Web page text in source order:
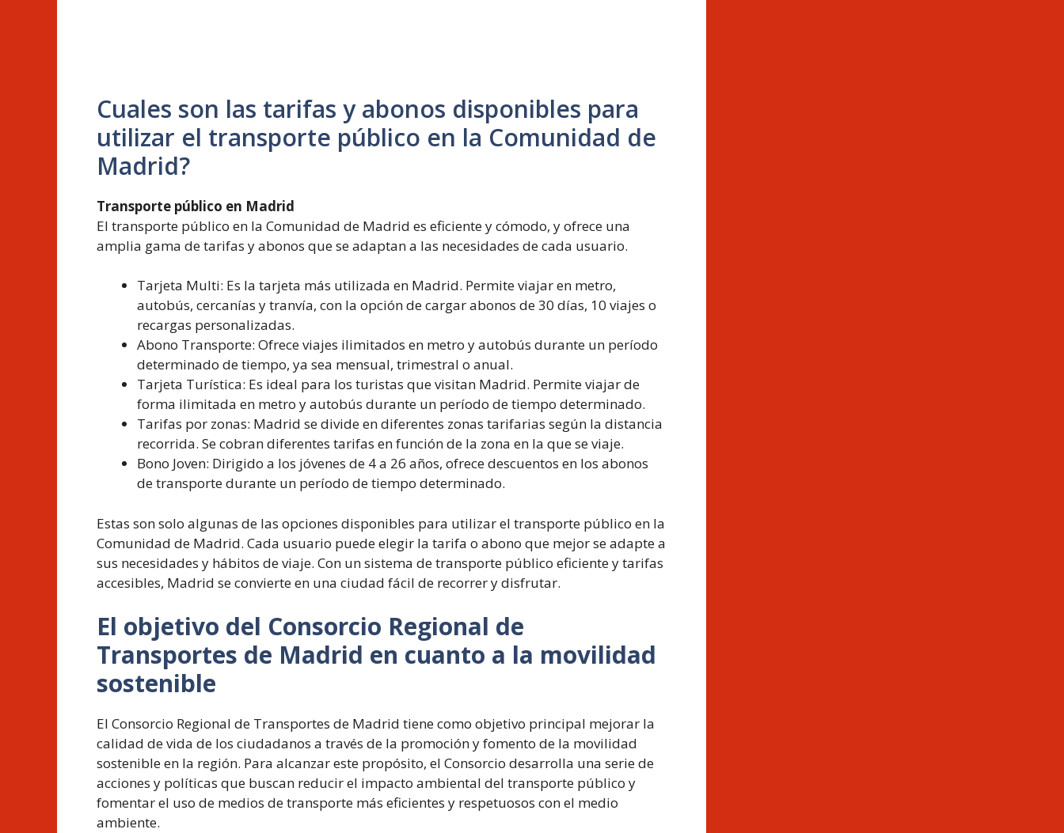
Cuales son las tarifas y abonos disponibles para
utilizar el transporte público en la Comunidad de
Madrid?
Transporte público en Madrid
El transporte público en la Comunidad de Madrid es eficiente y cómodo, y ofrece una
amplia gama de tarifas y abonos que se adaptan a las necesidades de cada usuario.
Tarjeta Multi: Es la tarjeta más utilizada en Madrid. Permite viajar en metro,
autobús, cercanías y tranvía, con la opción de cargar abonos de 30 días, 10 viajes o
recargas personalizadas.
Abono Transporte: Ofrece viajes ilimitados en metro y autobús durante un período
determinado de tiempo, ya sea mensual, trimestral o anual.
Tarjeta Turística: Es ideal para los turistas que visitan Madrid. Permite viajar de
forma ilimitada en metro y autobús durante un período de tiempo determinado.
Tarifas por zonas: Madrid se divide en diferentes zonas tarifarias según la distancia
recorrida. Se cobran diferentes tarifas en función de la zona en la que se viaje.
Bono Joven: Dirigido a los jóvenes de 4 a 26 años, ofrece descuentos en los abonos
de transporte durante un período de tiempo determinado.
Estas son solo algunas de las opciones disponibles para utilizar el transporte público en la
Comunidad de Madrid. Cada usuario puede elegir la tarifa o abono que mejor se adapte a
sus necesidades y hábitos de viaje. Con un sistema de transporte público eficiente y tarifas
accesibles, Madrid se convierte en una ciudad fácil de recorrer y disfrutar.
El objetivo del Consorcio Regional de
Transportes de Madrid en cuanto a la movilidad
sostenible
El Consorcio Regional de Transportes de Madrid tiene como objetivo principal mejorar la
calidad de vida de los ciudadanos a través de la promoción y fomento de la movilidad
sostenible en la región. Para alcanzar este propósito, el Consorcio desarrolla una serie de
acciones y políticas que buscan reducir el impacto ambiental del transporte público y
fomentar el uso de medios de transporte más eficientes y respetuosos con el medio
ambiente.